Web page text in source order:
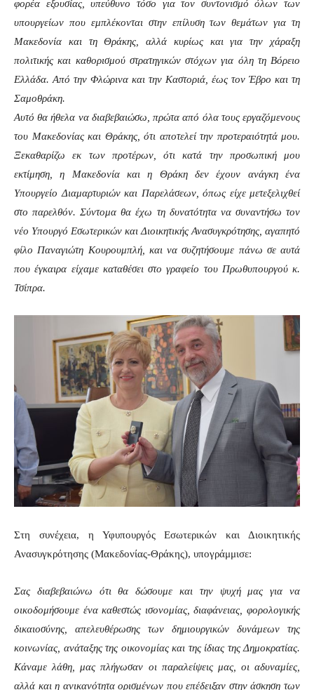
φορέα εξουσίας, υπεύθυνο τόσο για τον συντονισμό όλων των
υπουργείων που εμπλέκονται στην επίλυση των θεμάτων για τη
Μακεδονία και τη Θράκης, αλλά κυρίως και για την χάραξη
πολιτικής και καθορισμού στρατηγικών στόχων για όλη τη Βόρειο
Ελλάδα. Από την Φλώρινα και την Καστοριά, έως τον Έβρο και τη
Σαμοθράκη.
Αυτό θα ήθελα να διαβεβαιώσω, πρώτα από όλα τους εργαζόμενους
του Μακεδονίας και Θράκης, ότι αποτελεί την προτεραιότητά μου.
Ξεκαθαρίζω εκ των προτέρων, ότι κατά την προσωπική μου
εκτίμηση, η Μακεδονία και η Θράκη δεν έχουν ανάγκη ένα
Υπουργείο Διαμαρτυριών και Παρελάσεων, όπως είχε μετεξελιχθεί
στο παρελθόν. Σύντομα θα έχω τη δυνατότητα να συναντήσω τον
νέο Υπουργό Εσωτερικών και Διοικητικής Ανασυγκρότησης, αγαπητό
φίλο Παναγιώτη Κουρουμπλή, και να συζητήσουμε πάνω σε αυτά
που έγκαιρα είχαμε καταθέσει στο γραφείο του Πρωθυπουργού κ.
Τσίπρα.
Στη συνέχεια, η Υφυπουργός Εσωτερικών και Διοικητικής
Ανασυγκρότησης (Μακεδονίας-Θράκης), υπογράμμισε:
Σας διαβεβαιώνω ότι θα δώσουμε και την ψυχή μας για να
οικοδομήσουμε ένα καθεστώς ισονομίας, διαφάνειας, φορολογικής
δικαιοσύνης, απελευθέρωσης των δημιουργικών δυνάμεων της
κοινωνίας, ανάταξης της οικονομίας και της ίδιας της Δημοκρατίας.
Κάναμε λάθη, μας πλήγωσαν οι παραλείψεις μας, οι αδυναμίες,
αλλά και η ανικανότητα ορισμένων που επέδειξαν στην άσκηση των